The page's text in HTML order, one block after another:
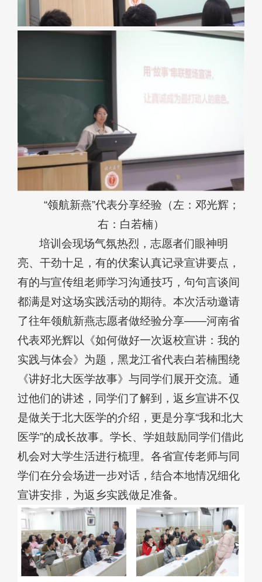
“领航新燕”代表分享经验（左：邓光辉；
右：白若楠）
培训会现场气氛热烈，志愿者们眼神明
亮、干劲十足，有的伏案认真记录宣讲要点，
有的与宣传组老师学习沟通技巧，句句言谈间
都满是对这场实践活动的期待。本次活动邀请
了往年领航新燕志愿者做经验分享——河南省
代表邓光辉以《如何做好一次返校宣讲：我的
实践与体会》为题，黑龙江省代表白若楠围绕
《讲好北大医学故事》与同学们展开交流。通
过他们的讲述，同学们了解到，返乡宣讲不仅
是做关于北大医学的介绍，更是分享“我和北大
医学”的成长故事。学长、学姐鼓励同学们借此
机会对大学生活进行梳理。各省宣传老师与同
学们在分会场进一步对话，结合本地情况细化
宣讲安排，为返乡实践做足准备。